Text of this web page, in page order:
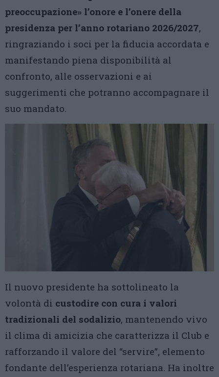
preoccupazione» l’onore e l’onere della
presidenza per l’anno rotariano 2026/2027,
ringraziando i soci per la fiducia accordata e
manifestando piena disponibilità al
confronto, alle osservazioni e ai
suggerimenti che potranno accompagnare il
suo mandato.
Il nuovo presidente ha sottolineato la
volontà di custodire con cura i valori
tradizionali del sodalizio, mantenendo vivo
il clima di amicizia che caratterizza il Club e
rafforzando il valore del “servire”, elemento
fondante dell’esperienza rotariana. Ha inoltre